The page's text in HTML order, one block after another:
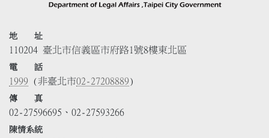
地 址
110204 臺北市信義區市府路1號8樓東北區
電 話
1999 (非臺北市02-27208889)
傳 真
02-27596695、02-27593266
陳情系統